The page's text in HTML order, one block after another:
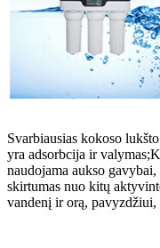
Svarbiausias kokoso
yra adsorbcija ir
naudojama aukso
skirtumas nuo kitų
vandenį ir orą, pavyzdžiui,